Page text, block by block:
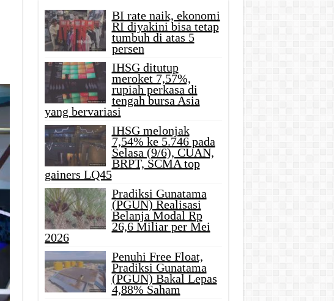
BI rate naik, ekonomi
RI diyakini bisa tetap
tumbuh di atas 5
persen
IHSG ditutup
meroket 7,57%,
rupiah perkasa di
tengah bursa Asia
yang bervariasi
IHSG melonjak
7,54% ke 5.746 pada
Selasa (9/6), CUAN,
BRPT, SCMA top
gainers LQ45
Pradiksi Gunatama
(PGUN) Realisasi
Belanja Modal Rp
26,6 Miliar per Mei
2026
Penuhi Free Float,
Pradiksi Gunatama
(PGUN) Bakal Lepas
4,88% Saham